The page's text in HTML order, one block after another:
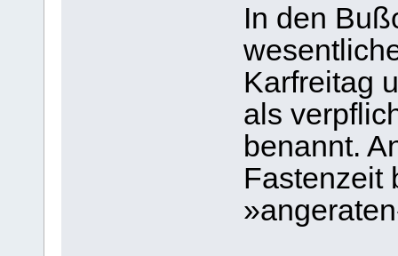
In den
Karfreitag
als
benannt.
Fastenzeit